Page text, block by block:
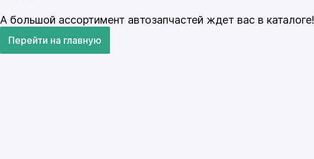
А большой ассортимент автозапчастей ждет вас в каталоге!
Перейти на главную